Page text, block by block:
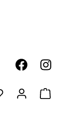
Du hast 0